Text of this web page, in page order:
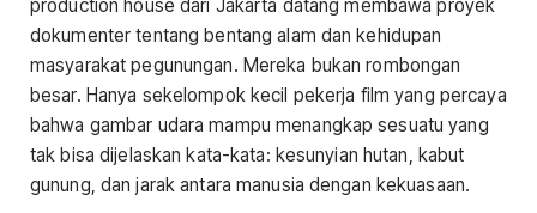
production house dari Jakarta datang membawa proyek
dokumenter tentang bentang alam dan kehidupan
masyarakat pegunungan. Mereka bukan rombongan
besar. Hanya sekelompok kecil pekerja film yang percaya
bahwa gambar udara mampu menangkap sesuatu yang
tak bisa dijelaskan kata-kata: kesunyian hutan, kabut
gunung, dan jarak antara manusia dengan kekuasaan.